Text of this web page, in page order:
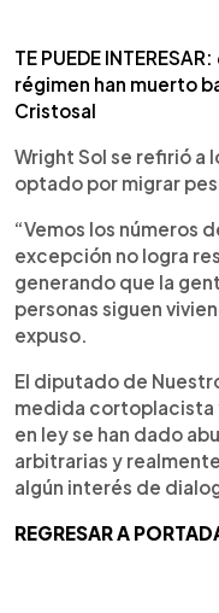
TE PUEDE
régimen han muerto
Cristosal
Wright Sol se refirió a
optado por migrar
“Vemos los números
excepción no logra
generando que la
personas siguen
expuso.
El diputado de
medida cortoplacista
en ley se han dado
arbitrarias y
algún interés de
REGRESAR A